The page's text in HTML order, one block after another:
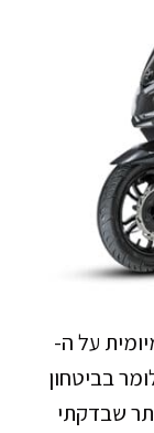
על ה-
בביטחון
שבדקתי